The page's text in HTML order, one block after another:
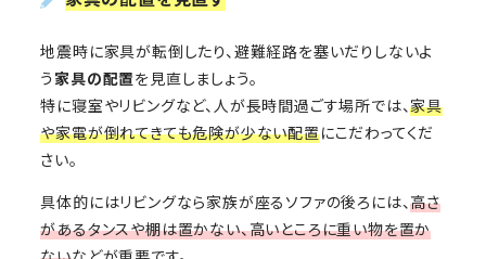
地震時に家具が転倒したり、避難経路を塞いだりしないよ
う家具の配置を見直しましょう。
特に寝室やリビングなど、人が長時間過ごす場所では、家具
や家電が倒れてきても危険が少ない配置にこだわってくだ
さい。
具体的にはリビングなら家族が座るソファの後ろには、高さ
があるタンスや棚は置かない、高いところに重い物を置か